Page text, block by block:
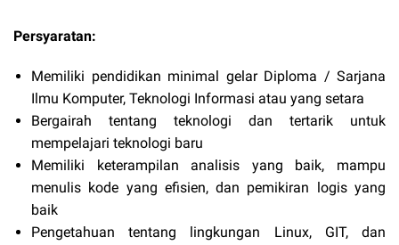
Persyaratan:
Memiliki pendidikan minimal gelar Diploma / Sarjana
Ilmu Komputer, Teknologi Informasi atau yang setara
Bergairah tentang teknologi dan tertarik untuk
mempelajari teknologi baru
Memiliki keterampilan analisis yang baik, mampu
menulis kode yang efisien, dan pemikiran logis yang
baik
Pengetahuan tentang lingkungan Linux, GIT, dan